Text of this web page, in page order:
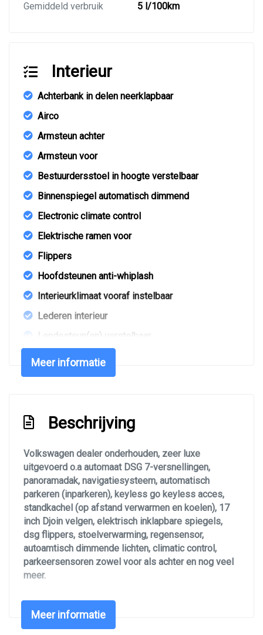
Gemiddeld verbruik
5 l/100km
Interieur
Achterbank in delen neerklapbaar
Airco
Armsteun achter
Armsteun voor
Bestuurdersstoel in hoogte verstelbaar
Binnenspiegel automatisch dimmend
Electronic climate control
Elektrische ramen voor
Flippers
Hoofdsteunen anti-whiplash
Interieurklimaat vooraf instelbaar
Lederen interieur
Lendesteun(en) verstelbaar
Massage stoel bestuurdersstoel
Microvezel bekleding
Passagiersstoel in hoogte verstelbaar
Standkachel
Stoelverwarming
Stuur en versnellingspook (kunst)leder
Stuur leder en multifunctioneel
Stuur verstelbaar
Stuurbekrachtiging
Stuurbekrachtiging snelheidsafhankelijk
Overige
Meer informatie
Beschrijving
Volkswagen dealer onderhouden, zeer luxe
uitgevoerd o.a automaat DSG 7-versnellingen,
panoramadak, navigatiesysteem, automatisch
parkeren (inparkeren), keyless go keyless acces,
standkachel (op afstand verwarmen en koelen), 17
inch Djoin velgen, elektrisch inklapbare spiegels,
dsg flippers, stoelverwarming, regensensor,
autoamtisch dimmende lichten, climatic control,
parkeersensoren zowel voor als achter en nog veel
meer.
Voertuig rijdt en schakelt perfect!
Vervaldatum APK: 22 oktober 2026 (Eventueel nwe
Meer informatie